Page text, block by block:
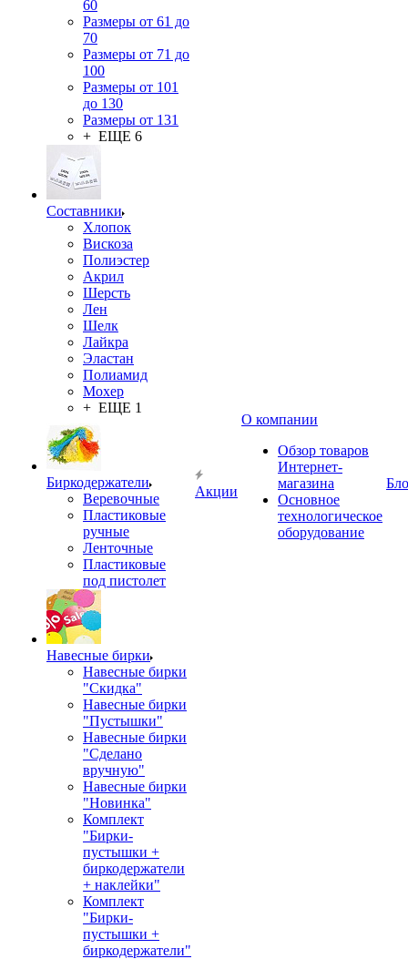
60
Размеры от 61 до
70
Размеры от 71 до
100
Размеры от 101
до 130
Размеры от 131
+ ЕЩЕ 6
Составники
Хлопок
Вискоза
Полиэстер
Акрил
Шерсть
Лен
Шелк
Лайкра
Эластан
Полиамид
Мохер
+ ЕЩЕ 1
Биркодержатели
Веревочные
Пластиковые
ручные
Ленточные
Пластиковые
под пистолет
Навесные бирки
Навесные бирки
"Скидка"
Навесные бирки
"Пустышки"
Навесные бирки
"Сделано
вручную"
Навесные бирки
"Новинка"
Комплект
"Бирки-
пустышки +
биркодержатели
+ наклейки"
Комплект
"Бирки-
пустышки +
биркодержатели"
Акции
О компании
Обзор товаров
Интернет-
магазина
Основное
технологическое
оборудование